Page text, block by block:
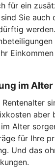
für ein
Sie auch
im Alter
aber
Alter
für Ihre
Und das